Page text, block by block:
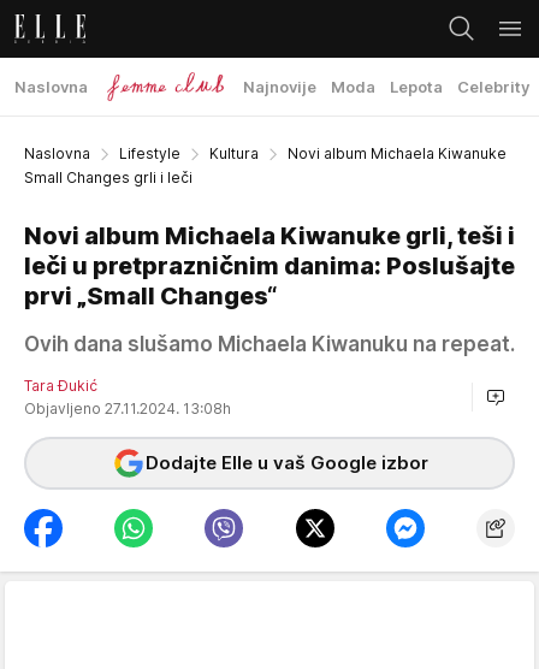
Naslovna Najnovije Moda Lepota Celebrity
Naslovna Lifestyle Kultura
Novi album Michaela Kiwanuke
Small Changes grli i leči
Novi album Michaela Kiwanuke grli, teši i
leči u pretprazničnim danima: Poslušajte
prvi „Small Changes“
Ovih dana slušamo Michaela Kiwanuku na repeat.
Tara Đukić
Objavljeno 27.11.2024. 13:08h
Dodajte Elle u vaš Google izbor